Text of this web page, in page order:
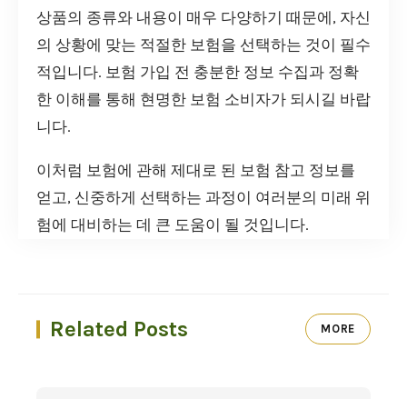
상품의 종류와 내용이 매우 다양하기 때문에, 자신
의 상황에 맞는 적절한 보험을 선택하는 것이 필수
적입니다. 보험 가입 전 충분한 정보 수집과 정확
한 이해를 통해 현명한 보험 소비자가 되시길 바랍
니다.
이처럼 보험에 관해 제대로 된 보험 참고 정보를
얻고, 신중하게 선택하는 과정이 여러분의 미래 위
험에 대비하는 데 큰 도움이 될 것입니다.
Related Posts MORE